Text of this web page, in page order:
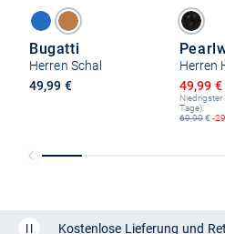
Bugatti
Herren Schal
49,99 €
49,99 €
Niedrigster
Tage):
69,99€ -
Kostenlose Lieferung und